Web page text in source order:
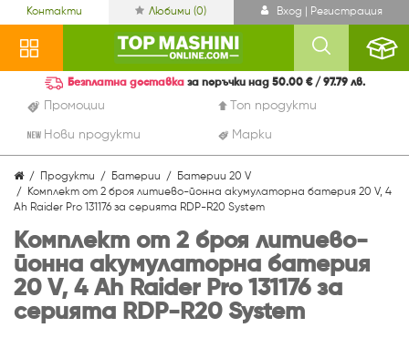
Контакти Любими (0) Вход | Регистрация
Промоции Топ продукти
Нови продукти Марки
Безплатна доставка за поръчки над 50.00 € / 97.79 лв.
Продукти Батерии
Батерии 20 V
Комплект от 2 броя литиево-йонна акумулаторна батерия 20 V, 4
Ah Raider Pro 131176 за серията RDP-R20 System
Комплект от 2 броя литиево-
йонна акумулаторна батерия
20 V, 4 Ah Raider Pro 131176 за
серията RDP-R20 System